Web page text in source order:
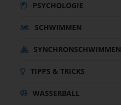
PSYCHOLOGIE
SCHWIMMEN
SYNCHRONSCHWIMMEN
TIPPS & TRICKS
WASSERBALL